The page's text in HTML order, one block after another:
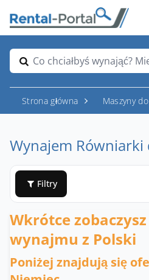
Co chciałbyś wynająć?
Strona główna Maszyny
Wynajem Równiarki
Filtry
Wkrótce
wynajmu z Polski
Poniżej znajdują się